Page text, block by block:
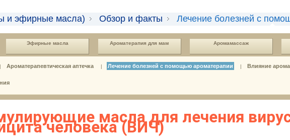
и эфирные масла) Обзор и факты Лечение болезней с
Эфирные масла Ароматерапия для мам Аромамассаж
| Ароматерапевтическая аптечка | Лечение болезней с помощью ароматерапии | Влияние
масла для лечения
человека (ВИЧ)